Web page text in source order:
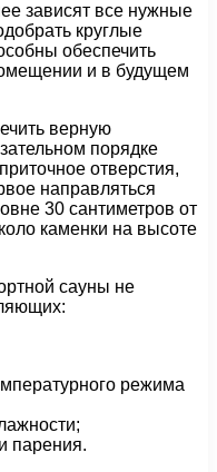
зависят все нужные
круглые
обеспечить
и в будущем
верную
порядке
отверстия,
направляться
30 сантиметров от
каменки на высоте
сауны не
режима
парения.